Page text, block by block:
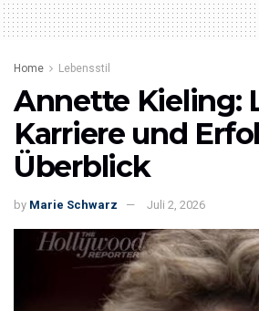
Home Lebensstil
Annette Kieling:
Karriere und
Überblick
by Marie Schwarz Juli 2, 2026